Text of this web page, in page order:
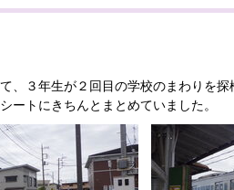
、３年生が２回目の学校のまわりを
ートにきちんとまとめていました。